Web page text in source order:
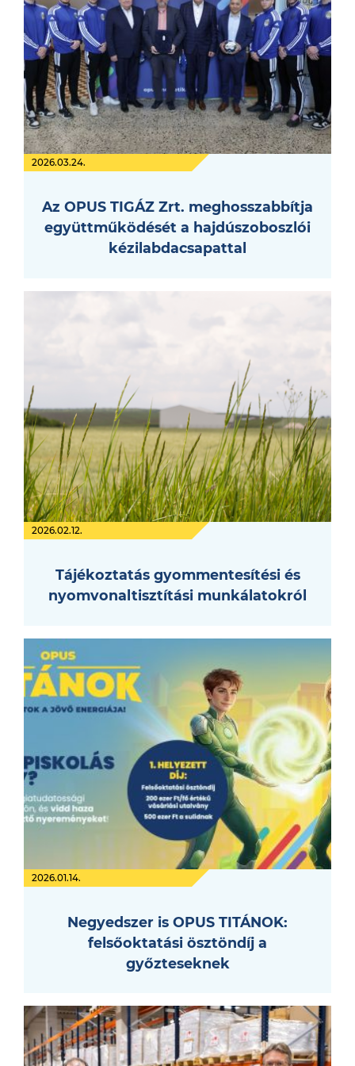
2026.03.24.
Az OPUS TIGÁZ Zrt. meghosszabbítja
együttműködését a hajdúszoboszlói
kézilabdacsapattal
2026.02.12.
Tájékoztatás gyommentesítési és
nyomvonaltisztítási munkálatokról
2026.01.14.
Negyedszer is OPUS TITÁNOK:
felsőoktatási ösztöndíj a
győzteseknek